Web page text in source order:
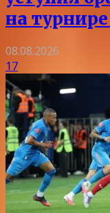
на турнире
08.08.2026
17